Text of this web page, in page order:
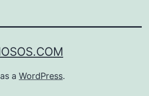
a WordPress.